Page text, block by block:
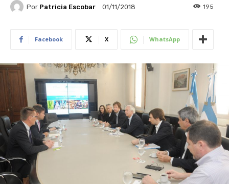
Por Patricia Escobar 01/11/2018 195
Facebook X WhatsApp